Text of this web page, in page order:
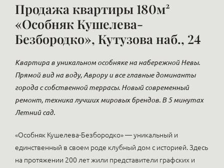
Продажа квартиры 180м²
«Особняк Кушелева-
Безбородко», Кутузова наб., 24
Квартира в уникальном особняке на набережной Невы.
Прямой вид на воду, Аврору и все главные доминанты
города с собственной террасы. Новый современный
ремонт, техника лучших мировых брендов. В 5 минутах
Летний сад.
«Особняк Кушелева-Безбородко» — уникальный и
единственный в своем роде клубный дом с историей. Здесь
на протяжении 200 лет жили представители графских и